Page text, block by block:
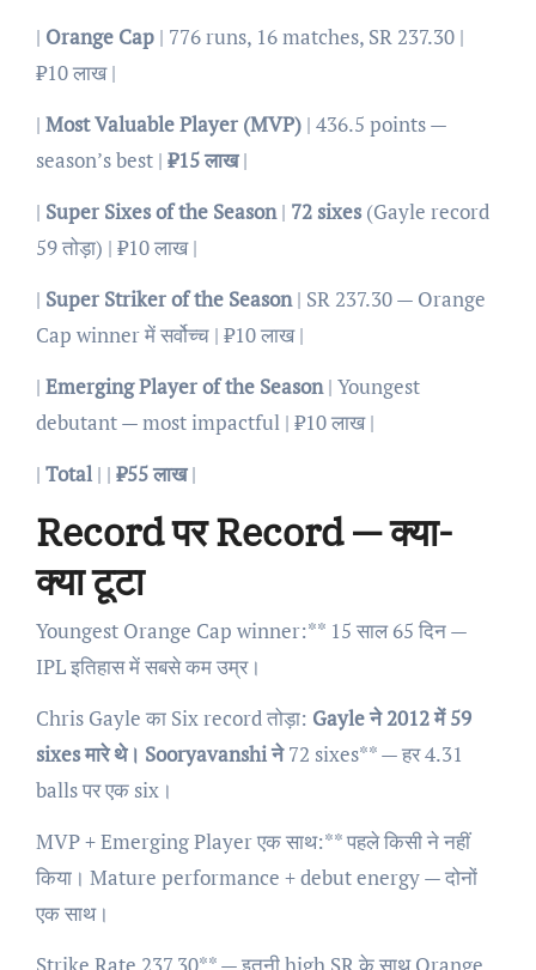
| Orange Cap| 776 runs, 16 matches, SR 237.30 |
₹10 लाख |
| Most Valuable Player (MVP)| 436.5 points —
season’s best | ₹15 लाख|
| Super Sixes of the Season| 72 sixes(Gayle record
59 तोड़ा) | ₹10 लाख |
| Super Striker of the Season| SR 237.30 — Orange
Cap winner में सर्वोच्च | ₹10 लाख |
| Emerging Player of the Season| Youngest
debutant — most impactful | ₹10 लाख |
| Total| | ₹55 लाख|
Record पर Record — क्या-
क्या टूटा
Youngest Orange Cap winner:** 15 साल 65 दिन —
IPL इतिहास में सबसे कम उम्र।
Chris Gayle का Six record तोड़ा: Gayle ने 2012 में 59
sixes मारे थे। Sooryavanshi ने72 sixes** — हर 4.31
balls पर एक six।
MVP + Emerging Player एक साथ:** पहले किसी ने नहीं
किया। Mature performance + debut energy — दोनों
एक साथ।